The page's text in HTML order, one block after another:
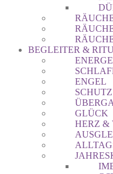
BEGLEITER &
ENGEL
SCHUTZ
GLÜCK
HERZ &